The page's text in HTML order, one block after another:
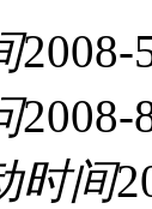
2008-
2008-
时间